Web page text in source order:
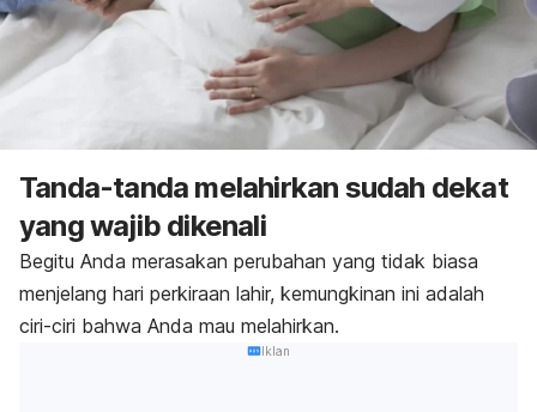
Tanda-tanda melahirkan sudah dekat
yang wajib dikenali
Begitu Anda merasakan perubahan yang tidak biasa
menjelang hari perkiraan lahir, kemungkinan ini adalah
ciri-ciri bahwa Anda mau melahirkan.
Iklan